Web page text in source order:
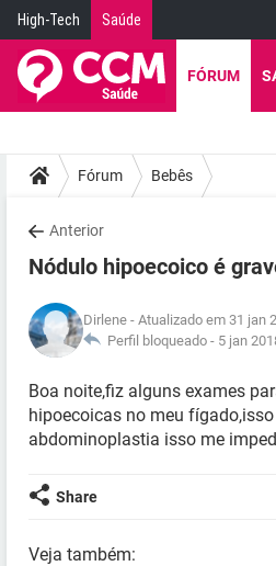
High-Tech Saúde
FÓRUM
Fórum Bebês
Anterior
Nódulo hipoecoico é
Dirlene - Atualizado em 31 jan
Perfil bloqueado - 5 jan
Boa noite,fiz alguns exames
hipoecoicas no meu
abdominoplastia isso me
Share
Veja também: